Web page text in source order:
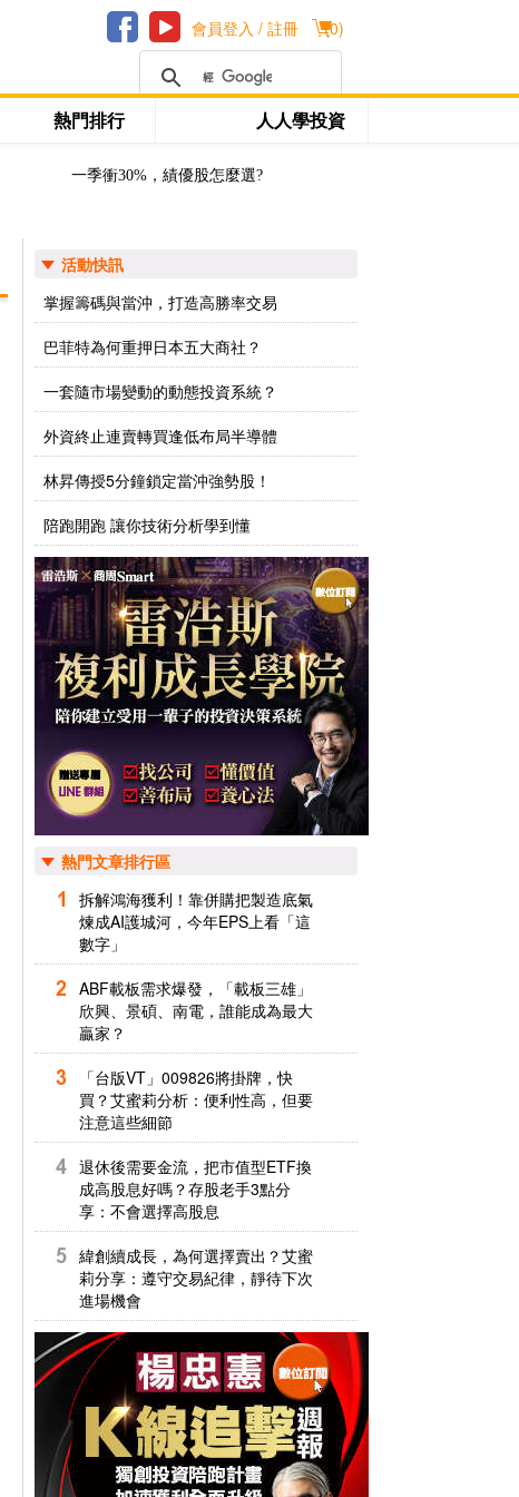
(0)
會員登入 / 註冊
熱門排行 人人學投資
一季衝30%，績優股怎麼選?
活動快訊
掌握籌碼與當沖，打造高勝率交易
巴菲特為何重押日本五大商社？
一套隨市場變動的動態投資系統？
外資終止連賣轉買逢低布局半導體
林昇傳授5分鐘鎖定當沖強勢股！
陪跑開跑 讓你技術分析學到懂
熱門文章排行區
拆解鴻海獲利！靠併購把製造底氣
煉成AI護城河，今年EPS上看「這
數字」
ABF載板需求爆發，「載板三雄」
欣興、景碩、南電，誰能成為最大
贏家？
「台版VT」009826將掛牌，快
買？艾蜜莉分析：便利性高，但要
注意這些細節
退休後需要金流，把市值型ETF換
成高股息好嗎？存股老手3點分
享：不會選擇高股息
緯創續成長，為何選擇賣出？艾蜜
莉分享：遵守交易紀律，靜待下次
進場機會